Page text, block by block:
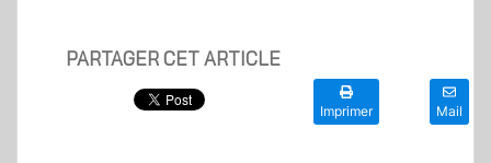
PARTAGER CET ARTICLE
Imprimer Mail